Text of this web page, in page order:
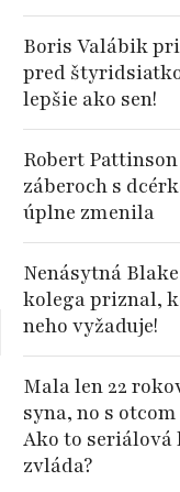
Boris Valábik
pred
lepšie ako sen!
Robert
záberoch s
úplne zmenila
Nenásytná
kolega priznal,
neho vyžaduje!
Mala len 22
syna, no s
Ako to seriálová
zvláda?